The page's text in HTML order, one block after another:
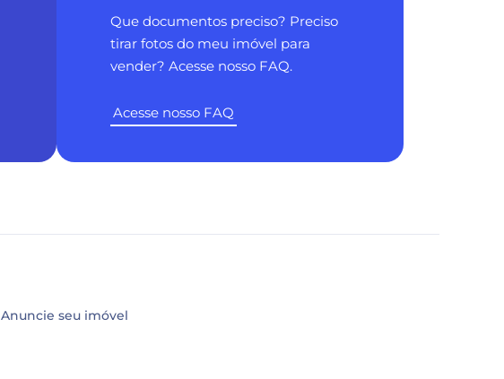
Que documentos preciso? Preciso
tirar fotos do meu imóvel para
vender? Acesse nosso FAQ.
Acesse nosso FAQ
Anuncie seu imóvel